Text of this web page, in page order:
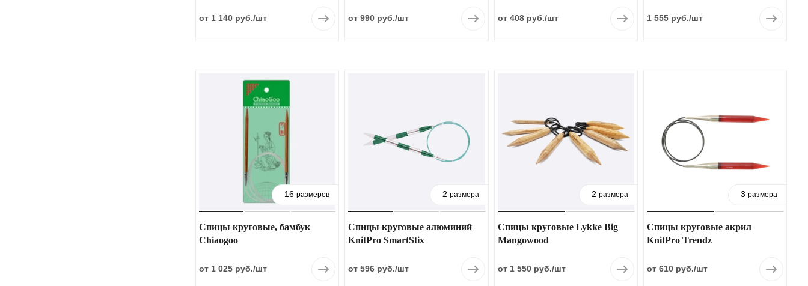
от 1 140 руб./шт от 990 руб./шт от 408 руб./шт 1 555 руб./шт
16размеров
Спицы круговые, бамбук
Chiaogoo
от 1 025 руб./шт
2 размера
Спицы круговые алюминий
KnitPro SmartStix
от 596 руб./шт
2 размера
Спицы круговые Lykke Big
Mangowood
от 1 550 руб./шт
3 размера
Спицы круговые акрил
KnitPro Trendz
от 610 руб./шт